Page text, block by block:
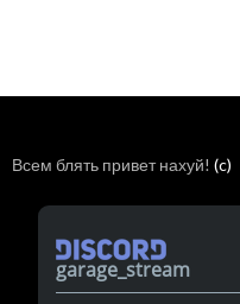
Всем блять привет нахуй! (c)
garage_stream